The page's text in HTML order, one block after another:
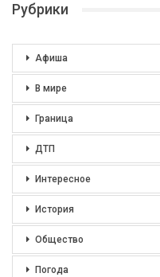
Рубрики
Афиша
В мире
Граница
ДТП
Интересное
История
Общество
Погода